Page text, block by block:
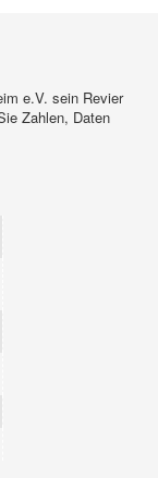
e.V. sein Revier
Zahlen, Daten